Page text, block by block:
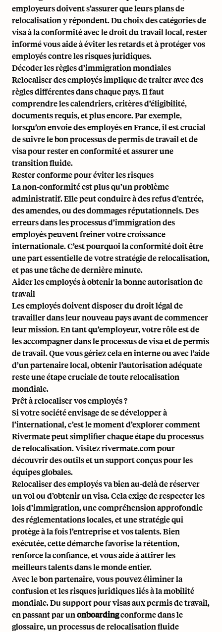
employeurs doivent s’assurer que leurs plans de
relocalisation y répondent. Du choix des catégories de
visa à la conformité avec le droit du travail local, rester
informé vous aide à éviter les retards et à protéger vos
employés contre les risques juridiques.
Décoder les règles d’immigration mondiales
Relocaliser des employés implique de traiter avec des
règles différentes dans chaque pays. Il faut
comprendre les calendriers, critères d’éligibilité,
documents requis, et plus encore. Par exemple,
lorsqu’on envoie des employés en France, il est crucial
de suivre le bonprocessus de permis de travail et de
visapour rester en conformité et assurer une
transition fluide.
Rester conforme pour éviter les risques
La non-conformité est plus qu’un problème
administratif. Elle peut conduire à des refus d’entrée,
des amendes, ou des dommages réputationnels. Des
erreurs dans les processus d’immigration des
employés peuvent freiner votre croissance
internationale. C’est pourquoi la conformité doit être
une part essentielle de votre stratégie de relocalisation,
et pas une tâche de dernière minute.
Aider les employés à obtenir la bonne autorisation de
travail
Les employés doivent disposer du droit légal de
travailler dans leur nouveau pays avant de commencer
leur mission. En tant qu’employeur, votre rôle est de
les accompagner dans le processus de visa et de permis
de travail. Que vous gériez cela en interne ou avec l’aide
d’un partenaire local, obtenir l’autorisation adéquate
reste une étape cruciale de toute relocalisation
mondiale.
Prêt à relocaliser vos employés ?
Si votre société envisage dese développer à
l’international, c’est le moment d’explorer comment
Rivermate peut simplifier chaque étape du processus
de relocalisation. Visitezrivermate.compour
découvrir des outils et un support conçus pour les
équipes globales.
Relocaliser des employés va bien au-delà de réserver
un vol ou d’obtenir un visa. Cela exige de respecter les
lois d’immigration, une compréhension approfondie
des réglementations locales, et une stratégie qui
protège à la fois l’entreprise et vos talents. Bien
exécutée, cette démarche favorise la rétention,
renforce la confiance, et vous aide à attirer les
meilleurs talents dans le monde entier.
Avec le bon partenaire, vous pouvez éliminer la
confusion et les risques juridiques liés à la mobilité
mondiale. Du support pour visas aux permis de travail,
en passant par unonboardingconformedans le
glossaire, un processus de relocalisation fluide